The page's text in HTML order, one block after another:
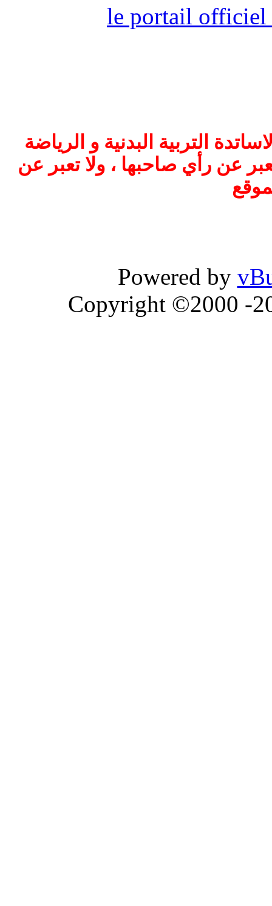
le portail officiel
التربية البدنية و الرياضة
عن رأي صاحبها ، ولا تعبر عن
Powered by
Copyright ©2000 -